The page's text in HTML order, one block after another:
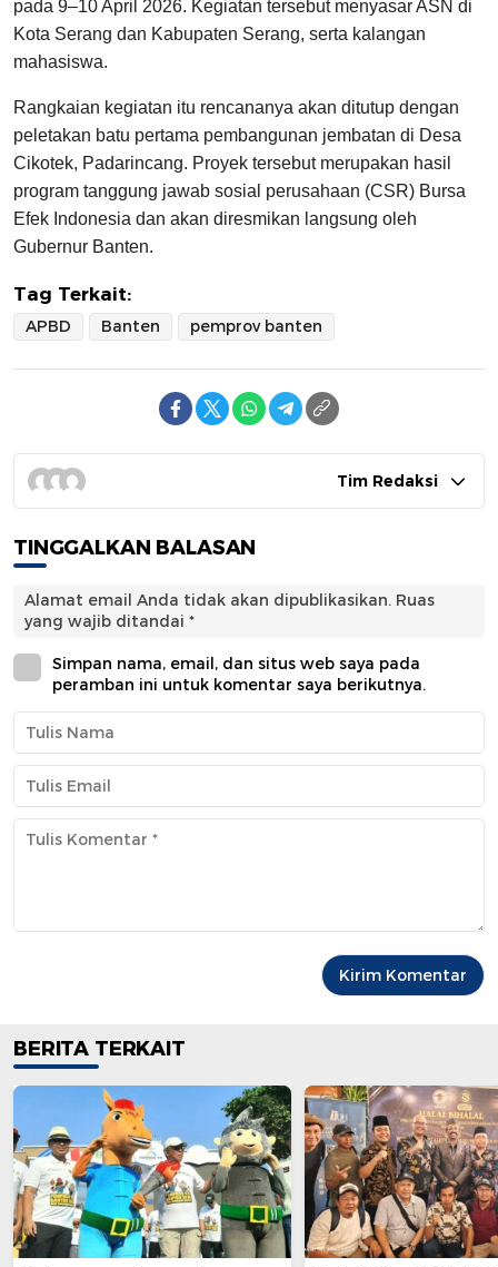
pada 9–10 April 2026. Kegiatan tersebut menyasar ASN di
Kota Serang dan Kabupaten Serang, serta kalangan
mahasiswa.
Rangkaian kegiatan itu rencananya akan ditutup dengan
peletakan batu pertama pembangunan jembatan di Desa
Cikotek, Padarincang. Proyek tersebut merupakan hasil
program tanggung jawab sosial perusahaan (CSR) Bursa
Efek Indonesia dan akan diresmikan langsung oleh
Gubernur Banten.
Tag Terkait:
APBD Banten pemprov banten
Tim Redaksi
TINGGALKAN BALASAN
Alamat email Anda tidak akan dipublikasikan. Ruas
yang wajib ditandai *
Simpan nama, email, dan situs web saya pada
peramban ini untuk komentar saya berikutnya.
BERITA TERKAIT